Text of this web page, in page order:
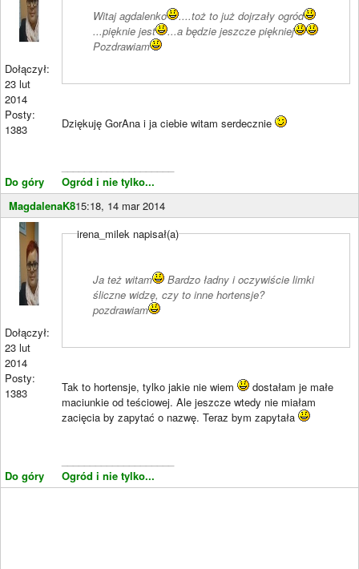
Dołączył:
23 lut
2014
Posty:
1383
Do góry
Witaj agdalenko
....toż to już dojrzały ogród
...pięknie jest
...a będzie jeszcze piękniej
Pozdrawiam
Dziękuję GorAna i ja ciebie witam serdecznie
Ogród i nie tylko...
MagdalenaK815:18, 14 mar 2014
Dołączył:
23 lut
2014
Posty:
1383
Do góry
irena_milek napisał(a)
Ja też witam
Bardzo ładny i oczywiście limki
śliczne widzę, czy to inne hortensje?
pozdrawiam
Tak to hortensje, tylko jakie nie wiem
dostałam je małe
maciunkie od teściowej. Ale jeszcze wtedy nie miałam
zacięcia by zapytać o nazwę. Teraz bym zapytała
Ogród i nie tylko...